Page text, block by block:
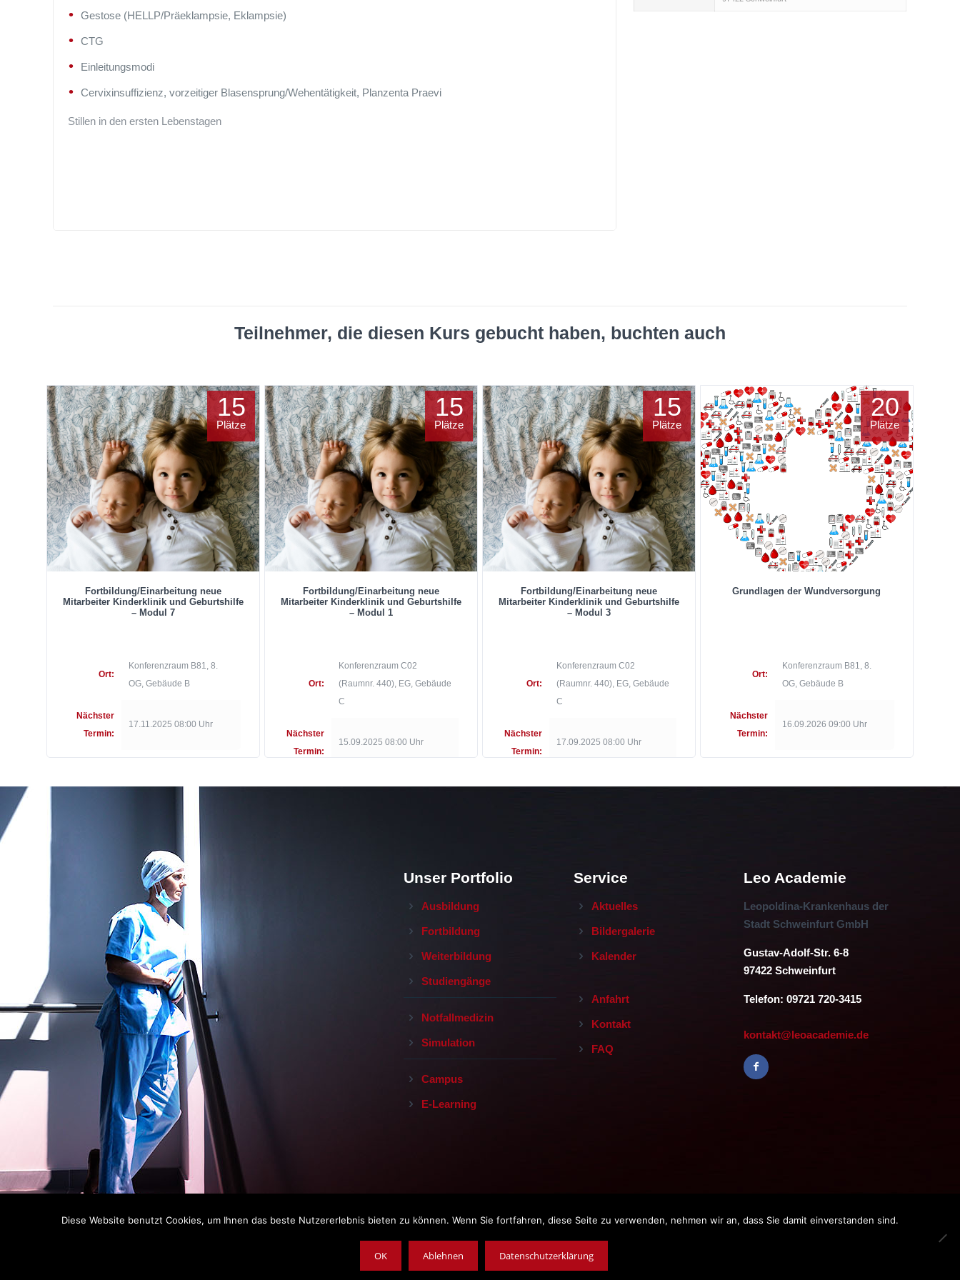
Gestose (HELLP/Präeklampsie, Eklampsie)
CTG
Einleitungsmodi
Cervixinsuffizienz, vorzeitiger Blasensprung/Wehentätigkeit, Planzenta Praevi
Stillen in den ersten Lebenstagen
Teilnehmer, die diesen Kurs gebucht haben, buchten auch
Fortbildung/Einarbeitung neue
Mitarbeiter Kinderklinik und Geburtshilfe
– Modul 7
Ort:
Konferenzraum B81, 8.
OG, Gebäude B
Nächster
Termin:
17.11.2025 08:00 Uhr
15
Plätze
Fortbildung/Einarbeitung neue
Mitarbeiter Kinderklinik und Geburtshilfe
– Modul 1
Ort:
Konferenzraum C02
(Raumnr. 440), EG, Gebäude
C
Nächster
Termin:
15.09.2025 08:00 Uhr
15
Plätze
Fortbildung/Einarbeitung neue
Mitarbeiter Kinderklinik und Geburtshilfe
– Modul 3
Ort:
Konferenzraum C02
(Raumnr. 440), EG, Gebäude
C
Nächster
Termin:
17.09.2025 08:00 Uhr
15
Plätze
Grundlagen der Wundversorgung
Ort:
Konferenzraum B81, 8.
OG, Gebäude B
Nächster
Termin:
16.09.2026 09:00 Uhr
20
Plätze
Unser Portfolio
Ausbildung
Fortbildung
Weiterbildung
Studiengänge
Notfallmedizin
Simulation
Campus
E-Learning
Service
Aktuelles
Bildergalerie
Kalender
Anfahrt
Kontakt
FAQ
Leo Academie
Leopoldina-Krankenhaus der
Stadt Schweinfurt GmbH
Gustav-Adolf-Str. 6-8
97422 Schweinfurt
Telefon: 09721 720-3415
kontakt@leoacademie.de
Copyright © 2019, Leopoldina-Krankenhaus der Stadt Schweinfurt GmbH
Diese Website benutzt Cookies, um Ihnen das beste Nutzererlebnis bieten zu können. Wenn Sie fortfahren, diese Seite zu verwenden, nehmen wir an, dass Sie damit einverstanden sind.
OK Ablehnen Datenschutzerklärung